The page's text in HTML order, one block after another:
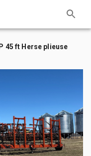
45 ft Herse plieuse